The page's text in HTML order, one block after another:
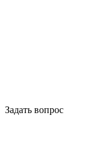
Задать вопрос